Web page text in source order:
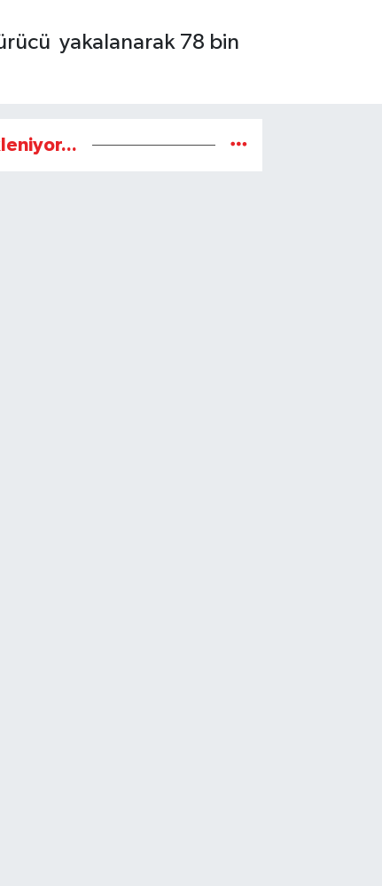
yakalanarak 78 bin